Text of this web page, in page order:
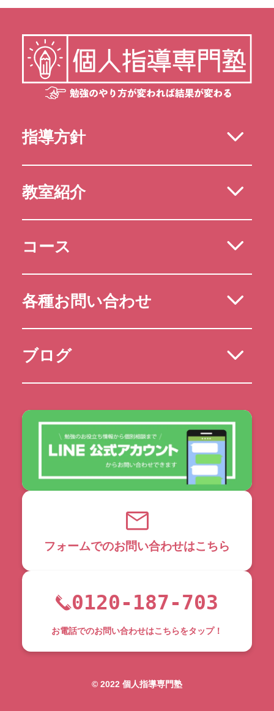
指導方針
教室紹介
コース
各種お問い合わせ
ブログ
フォームでのお問い合わせはこちら
0120-187-703
お電話でのお問い合わせはこちらをタップ！
©︎ 2022 個人指導専門塾